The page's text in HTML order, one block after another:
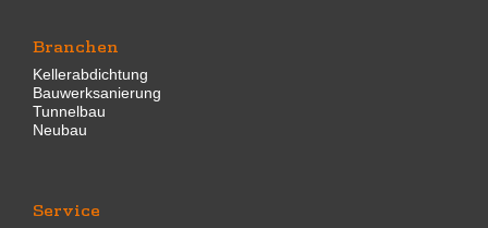
Branchen
Kellerabdichtung
Bauwerksanierung
Tunnelbau
Neubau
Service